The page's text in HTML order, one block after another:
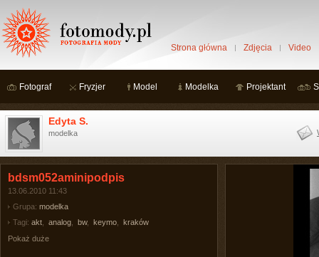
Strona główna Zdjęcia Video
Fotograf Fryzjer Model Modelka Projektant
Edyta S.
modelka
bdsm052aminipodpis
13.06.2010 11:43
Grupa: modelka
Tagi: akt analog bw, keymo
kraków
Pokaż duże